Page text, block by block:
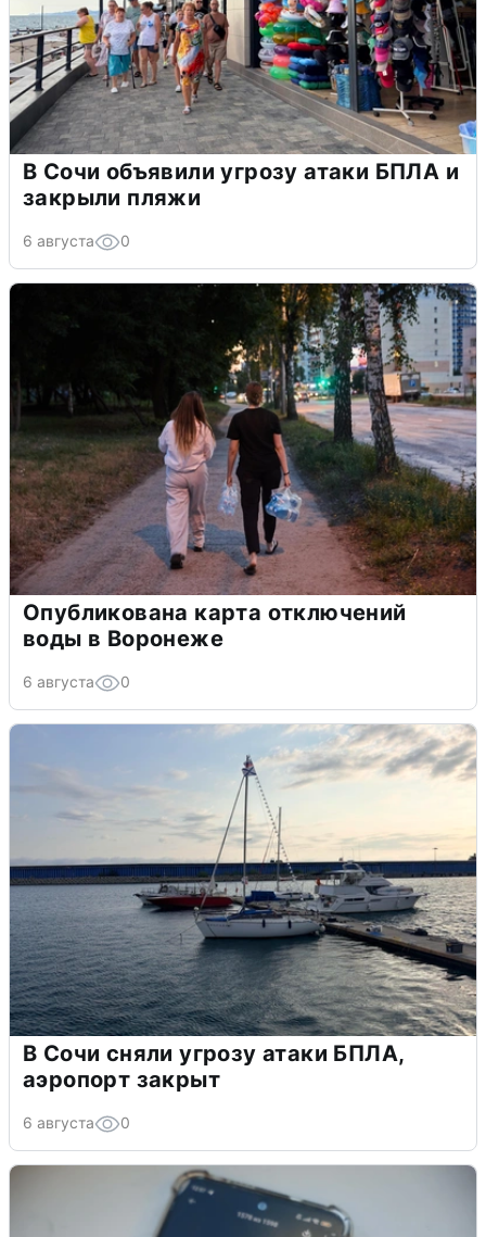
В Сочи объявили угрозу атаки БПЛА и
закрыли пляжи
6 августа 0
Опубликована карта отключений
воды в Воронеже
6 августа 0
В Сочи сняли угрозу атаки БПЛА,
аэропорт закрыт
6 августа 0